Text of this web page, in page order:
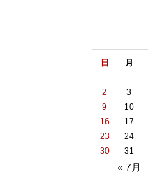
日 月
« 7月
2
3
9
10
16
17
23
24
30
31